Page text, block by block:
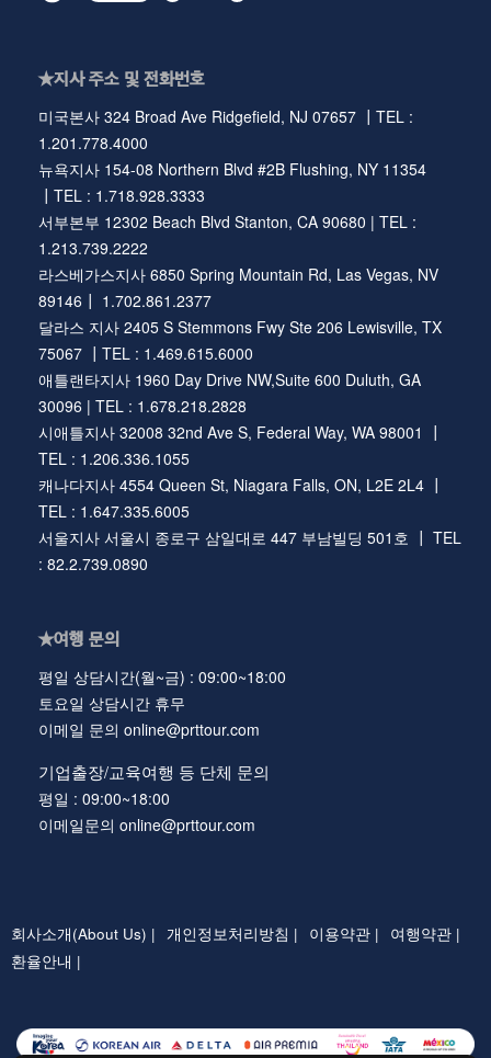
★지사 주소 및 전화번호
미국본사 324 Broad Ave Ridgefield, NJ 07657 ┃TEL :
1.201.778.4000
뉴욕지사 154-08 Northern Blvd #2B Flushing, NY 11354
┃TEL : 1.718.928.3333
서부본부 12302 Beach Blvd Stanton, CA 90680 | TEL :
1.213.739.2222
라스베가스지사 6850 Spring Mountain Rd, Las Vegas, NV
89146┃ 1.702.861.2377
달라스 지사 2405 S Stemmons Fwy Ste 206 Lewisville, TX
75067 ┃TEL : 1.469.615.6000
애틀랜타지사 1960 Day Drive NW,Suite 600 Duluth, GA
30096 | TEL : 1.678.218.2828
시애틀지사 32008 32nd Ave S, Federal Way, WA 98001 ┃
TEL : 1.206.336.1055
캐나다지사 4554 Queen St, Niagara Falls, ON, L2E 2L4 ┃
TEL : 1.647.335.6005
서울지사 서울시 종로구 삼일대로 447 부남빌딩 501호 ┃ TEL
: 82.2.739.0890
★여행 문의
평일 상담시간(월~금) : 09:00~18:00
토요일 상담시간 휴무
이메일 문의 online@prttour.com
기업출장/교육여행 등 단체 문의
평일 : 09:00~18:00
이메일문의 online@prttour.com
회사소개(About Us) | 개인정보처리방침 | 이용약관 |
여행약관 |
환율안내 |